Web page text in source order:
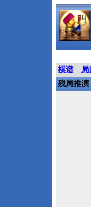
棋谱 局
残局推演